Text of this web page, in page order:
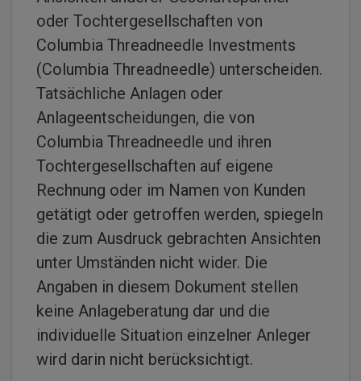
oder Tochtergesellschaften von
Columbia Threadneedle Investments
(Columbia Threadneedle) unterscheiden.
Tatsächliche Anlagen oder
Anlageentscheidungen, die von
Columbia Threadneedle und ihren
Tochtergesellschaften auf eigene
Rechnung oder im Namen von Kunden
getätigt oder getroffen werden, spiegeln
die zum Ausdruck gebrachten Ansichten
unter Umständen nicht wider. Die
Angaben in diesem Dokument stellen
keine Anlageberatung dar und die
individuelle Situation einzelner Anleger
wird darin nicht berücksichtigt.